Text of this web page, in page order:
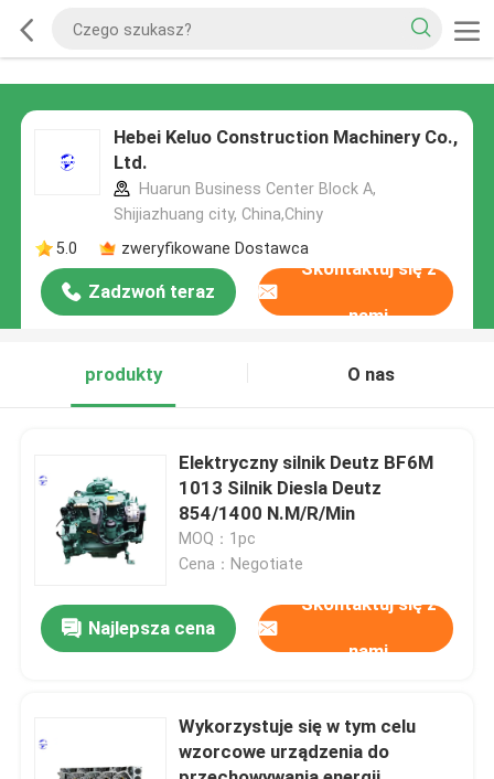
Hebei Keluo Construction Machinery Co.,
Ltd.
Huarun Business Center Block A,
Shijiazhuang city, China,Chiny
5.0
zweryfikowane Dostawca
Zadzwoń teraz
Skontaktuj się z
nami
produkty O nas
Elektryczny silnik Deutz BF6M
1013 Silnik Diesla Deutz
854/1400 N.M/R/Min
MOQ：1pc
Cena：Negotiate
Najlepsza cena
Skontaktuj się z
nami
Wykorzystuje się w tym celu
wzorcowe urządzenia do